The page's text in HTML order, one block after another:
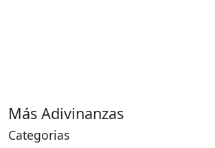
Más Adivinanzas
Categorias